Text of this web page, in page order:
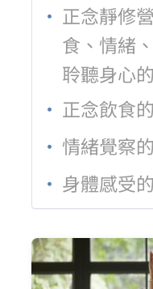
正念靜修
食、情緒
聆聽身心
正念飲食
情緒覺察
身體感受